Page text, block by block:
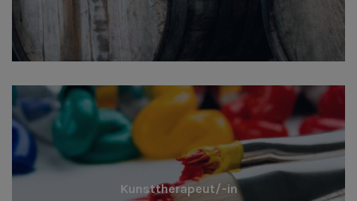
Kunsttherapeut/-in